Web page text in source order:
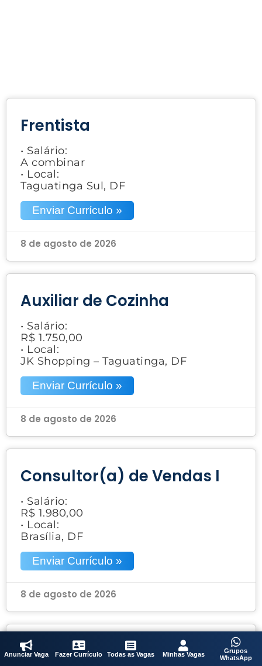
Frentista
• Salário:
A combinar
• Local:
Taguatinga Sul, DF
Enviar Currículo »
8 de agosto de 2026
Auxiliar de Cozinha
• Salário:
R$ 1.750,00
• Local:
JK Shopping – Taguatinga, DF
Enviar Currículo »
8 de agosto de 2026
Consultor(a) de Vendas I
• Salário:
R$ 1.980,00
• Local:
Brasília, DF
Enviar Currículo »
8 de agosto de 2026
Acabador
Anunciar Vaga Fazer Currículo Todas as Vagas Minhas Vagas
Grupos
WhatsApp